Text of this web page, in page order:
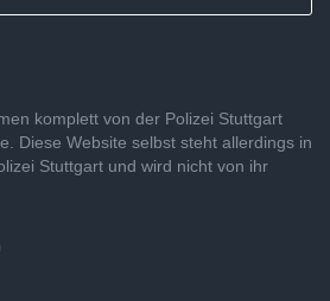
komplett von der Polizei Stuttgart
Diese Website selbst steht allerdings in
Stuttgart und wird nicht von ihr